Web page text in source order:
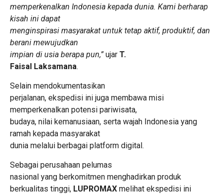
memperkenalkan Indonesia kepada dunia. Kami berharap
kisah ini dapat
menginspirasi masyarakat untuk tetap aktif, produktif, dan
berani mewujudkan
impian di usia berapa pun,” ujar T.
Faisal Laksamana.
Selain mendokumentasikan
perjalanan, ekspedisi ini juga membawa misi
memperkenalkan potensi pariwisata,
budaya, nilai kemanusiaan, serta wajah Indonesia yang
ramah kepada masyarakat
dunia melalui berbagai platform digital.
Sebagai perusahaan pelumas
nasional yang berkomitmen menghadirkan produk
berkualitas tinggi, LUPROMAX melihat ekspedisi ini